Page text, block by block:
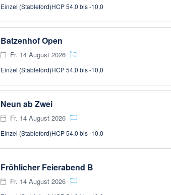
Einzel (Stableford)HCP 54,0 bis -10,0
Batzenhof Open
Fr. 14 August 2026
Einzel (Stableford)HCP 54,0 bis -10,0
Neun ab Zwei
Fr. 14 August 2026
Einzel (Stableford)HCP 54,0 bis -10,0
Fröhlicher Feierabend B
Fr. 14 August 2026